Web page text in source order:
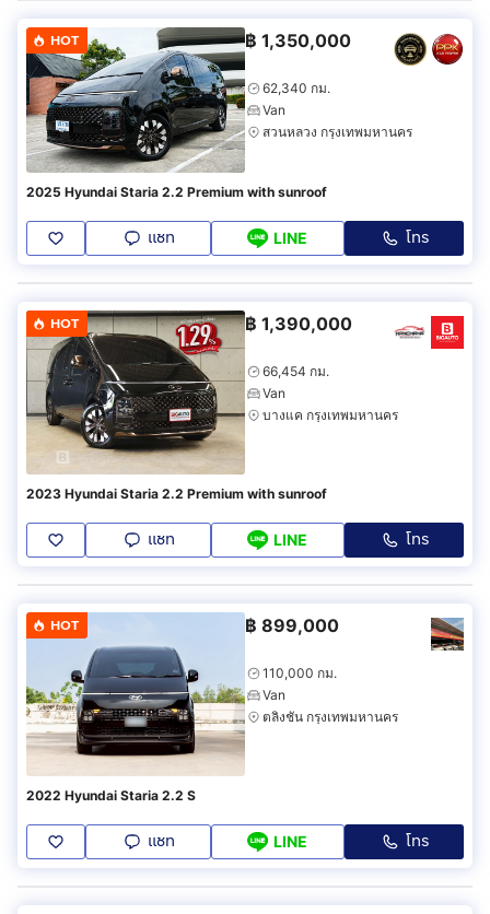
HOT ฿ 1,350,000
62,340 กม.
Van
สวนหลวง กรุงเทพมหานคร
2025 Hyundai Staria 2.2 Premium with sunroof
แชท LINE โทร
HOT ฿ 1,390,000
66,454 กม.
Van
บางแค กรุงเทพมหานคร
2023 Hyundai Staria 2.2 Premium with sunroof
แชท LINE โทร
HOT ฿ 899,000
110,000 กม.
Van
ตลิ่งชัน กรุงเทพมหานคร
2022 Hyundai Staria 2.2 S
แชท LINE โทร